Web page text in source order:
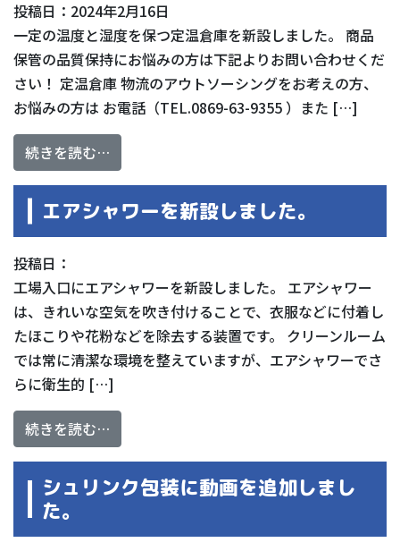
投稿日：2024年2月16日
一定の温度と湿度を保つ定温倉庫を新設しました。 商品
保管の品質保持にお悩みの方は下記よりお問い合わせくだ
さい！ 定温倉庫 物流のアウトソーシングをお考えの方、
お悩みの方は お電話（TEL.0869-63-9355 ）また […]
続きを読む…
エアシャワーを新設しました。
投稿日：
工場入口にエアシャワーを新設しました。 エアシャワー
は、きれいな空気を吹き付けることで、衣服などに付着し
たほこりや花粉などを除去する装置です。 クリーンルーム
では常に清潔な環境を整えていますが、エアシャワーでさ
らに衛生的 […]
続きを読む…
シュリンク包装に動画を追加しまし
た。